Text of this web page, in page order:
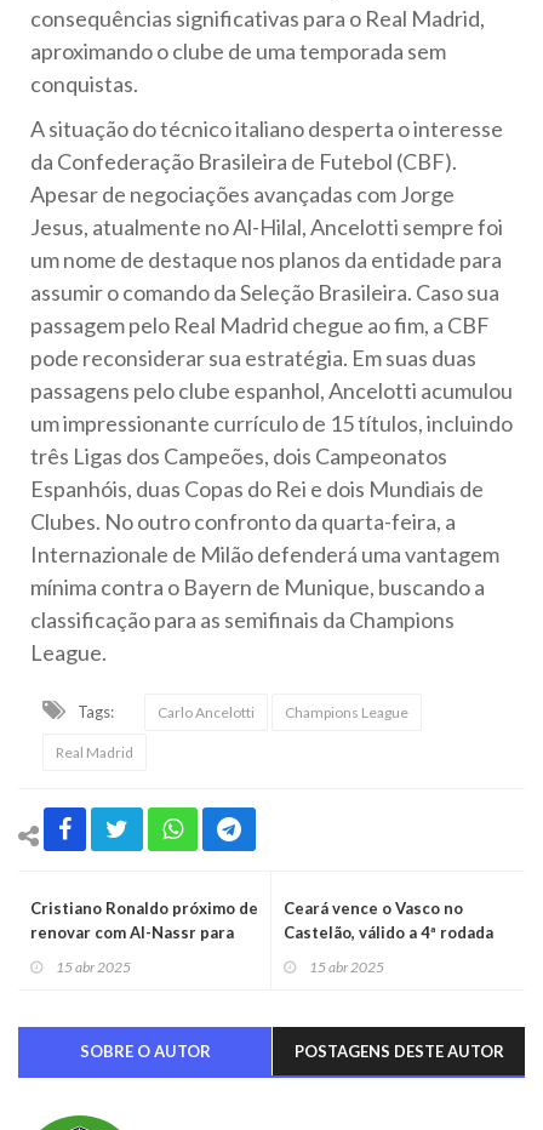
consequências significativas para o Real Madrid,
aproximando o clube de uma temporada sem
conquistas.
A situação do técnico italiano desperta o interesse
da Confederação Brasileira de Futebol (CBF).
Apesar de negociações avançadas com Jorge
Jesus, atualmente no Al-Hilal, Ancelotti sempre foi
um nome de destaque nos planos da entidade para
assumir o comando da Seleção Brasileira. Caso sua
passagem pelo Real Madrid chegue ao fim, a CBF
pode reconsiderar sua estratégia. Em suas duas
passagens pelo clube espanhol, Ancelotti acumulou
um impressionante currículo de 15 títulos, incluindo
três Ligas dos Campeões, dois Campeonatos
Espanhóis, duas Copas do Rei e dois Mundiais de
Clubes. No outro confronto da quarta-feira, a
Internazionale de Milão defenderá uma vantagem
mínima contra o Bayern de Munique, buscando a
classificação para as semifinais da Champions
League.
Tags: Carlo Ancelotti Champions League
Real Madrid
Cristiano Ronaldo próximo de
renovar com Al-Nassr para
15 abr 2025
Ceará vence o Vasco no
Castelão, válido a 4ª rodada
15 abr 2025
SOBRE O AUTOR POSTAGENS DESTE AUTOR